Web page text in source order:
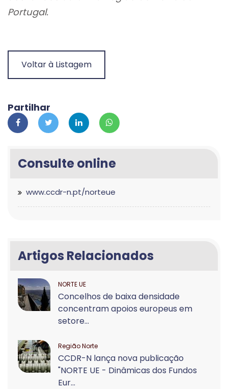
Portugal.
Voltar à Listagem
Partilhar
Consulte online
www.ccdr-n.pt/norteue
Artigos Relacionados
NORTE UE
Concelhos de baixa densidade
concentram apoios europeus em
setore...
Região Norte
CCDR-N lança nova publicação
"NORTE UE - Dinâmicas dos Fundos
Eur...